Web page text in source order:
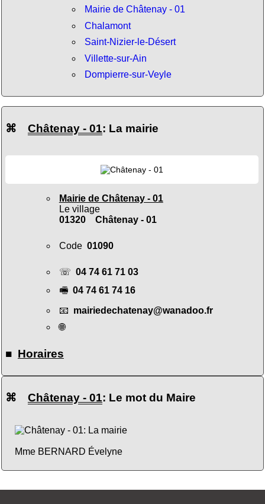
Mairie de Châtenay - 01
Chalamont
Saint-Nizier-le-Désert
Villette-sur-Ain
Dompierre-sur-Veyle
⌘ Châtenay - 01: La mairie
Mairie de Châtenay - 01
Le village
01320 Châtenay - 01
Code 01090
☏ 04 74 61 71 03
🖷 04 74 61 74 16
📧 mairiedechatenay@wanadoo.fr
🌐
■ Horaires
⌘ Châtenay - 01: Le mot du Maire
Mme BERNARD Évelyne